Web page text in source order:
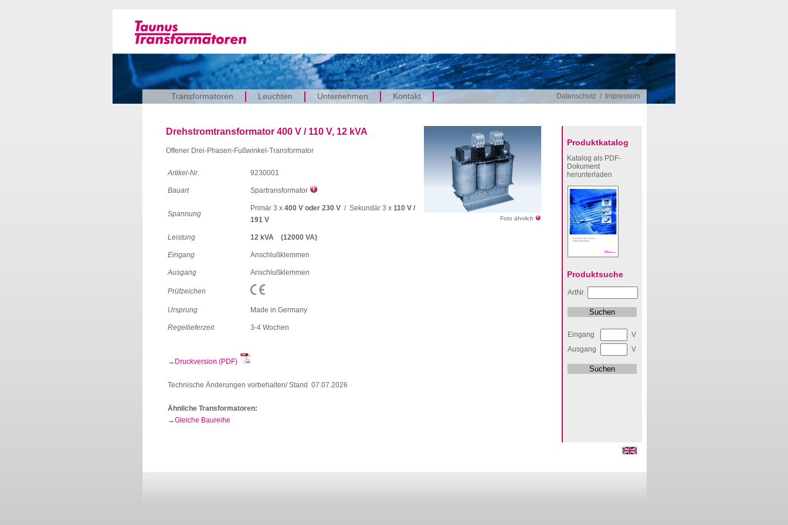
Transformatoren Leuchten Unternehmen Kontakt Datenschutz / Impressum
Foto ähnlich
Drehstromtransformator 400 V / 110 V, 12 kVA
Offener Drei-Phasen-Fußwinkel-Transformator
Artikel-Nr. 9230001
Bauart Spartransformator
Spannung
Primär 3 x 400 V oder 230 V / Sekundär 3 x 110 V /
191 V
Leistung 12 kVA (12000 VA)
Eingang Anschlußklemmen
Ausgang Anschlußklemmen
Prüfzeichen
Ursprung Made in Germany
Regellieferzeit 3-4 Wochen
Druckversion (PDF)
Technische Änderungen vorbehalten/ Stand 07.07.2026
Ähnliche Transformatoren:
Gleiche Baureihe
Produktkatalog
Katalog als PDF-
Dokument
herunterladen
Produktsuche
ArtNr.
Eingang
V
Ausgang
V